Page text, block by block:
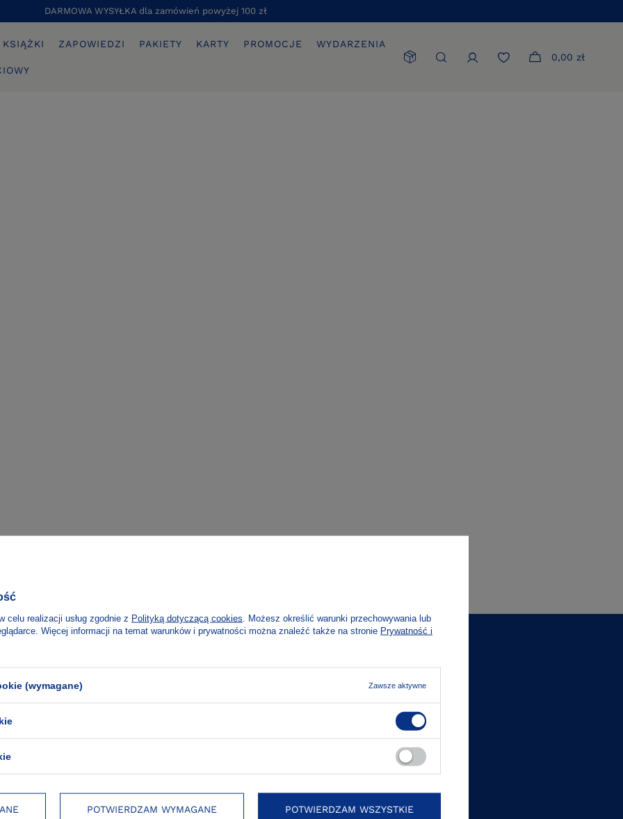
DARMOWA WYSYŁKA dla zamówień powyżej 100 zł
0,00 zł
KSIĄŻKI ZAPOWIEDZI PAKIETY KARTY PROMOCJE WYDARZENIA
zakupy
osobowych
celu realizacji usług zgodnie z Polityką dotyczącą cookies . Możesz określić warunki przechowywania lub
Więcej informacji na temat warunków i prywatności można znaleźć także na stronie Prywatność i
(wymagane) Zawsze aktywne
POTWIERDZAM WYMAGANE POTWIERDZAM WSZYSTKIE